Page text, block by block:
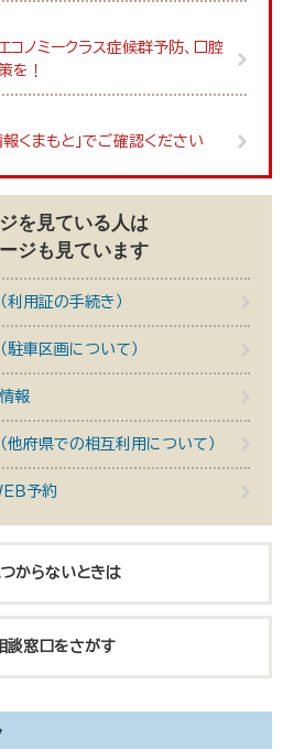
コノミークラス症候群予防、口腔
を！
くまもと」でご確認ください
を見ている人は
ジも見ています
利用証の手続き）
駐車区画について）
報
他府県での相互利用について）
Ｂ予約
からないときは
談窓口をさがす